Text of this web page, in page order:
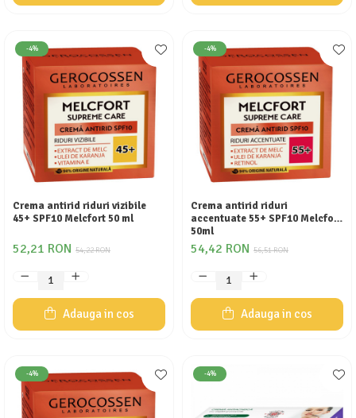
-4%
Crema antirid riduri vizibile
45+ SPF10 Melcfort 50 ml
54,22 RON
52,21 RON
Adauga in cos
-4%
Crema antirid riduri
accentuate 55+ SPF10 Melcfort
50ml
56,51 RON
54,42 RON
Adauga in cos
-4% -4%